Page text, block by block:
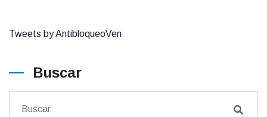
Tweets by AntibloqueoVen
Buscar